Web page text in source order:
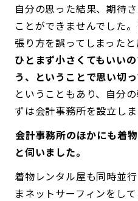
自分の思った結果、期待
ことができませんでした
張り方を誤ってしまったと
ひとまず小さくてもいい
う、ということで思い切っ
ということもあり、自分
ずは会計事務所を設立しま
――会計事務所のほかにも着
と伺いました。
着物レンタル屋も同時並
まネットサーフィンをし